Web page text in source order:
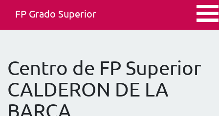
FP Grado Superior
Centro de FP Superior
CALDERON DE LA
BARCA